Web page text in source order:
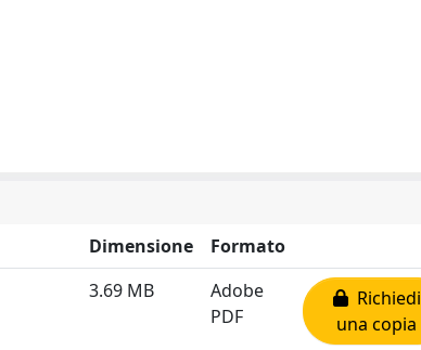
Dimensione
Formato
3.69 MB
Adobe
PDF
Richiedi
una copia